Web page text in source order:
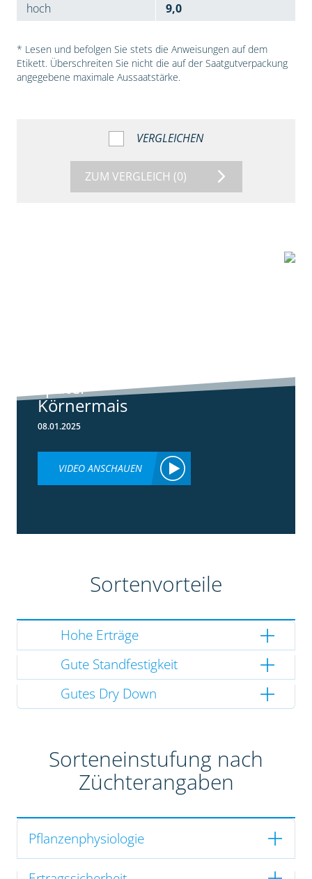
hoch
9,0
* Lesen und befolgen Sie stets die Anweisungen auf dem
Etikett. Überschreiten Sie nicht die auf der Saatgutverpackung
angegebene maximale Aussaatstärke.
VERGLEICHEN
ZUM VERGLEICH (0)
später
Körnermais
08.01.2025
VIDEO ANSCHAUEN
Sortenvorteile
Hohe Erträge
Gute Standfestigkeit
Gutes Dry Down
Sorteneinstufung nach
Züchterangaben
Pflanzenphysiologie